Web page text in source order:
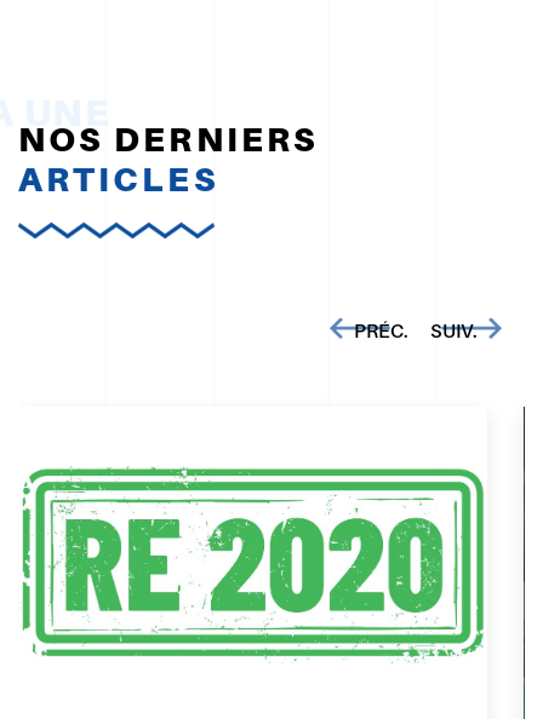
NOS DERNIERS
ARTICLES
PRÉC. SUIV.